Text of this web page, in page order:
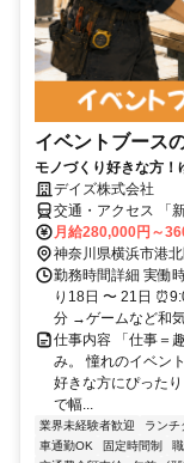
イベントブース
モノづくり好きな方！
デイズ株式会社
交通・アクセス 「
月給280,000円～
神奈川県横浜市港
勤務時間詳細 実働
り18日 〜 21日
分 →ゲームなど和
仕事内容 「仕事＝
み。 憧れのイベン
好きな方にぴった
で幅...
業界未経験者歓迎 ランチ
車通勤OK
固定時間制